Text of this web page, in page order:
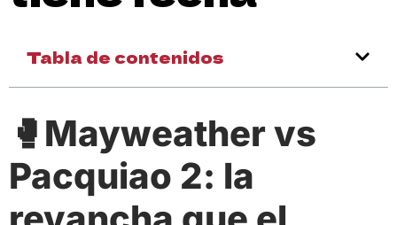
Tabla de contenidos
🥊Mayweather vs
Pacquiao 2: la